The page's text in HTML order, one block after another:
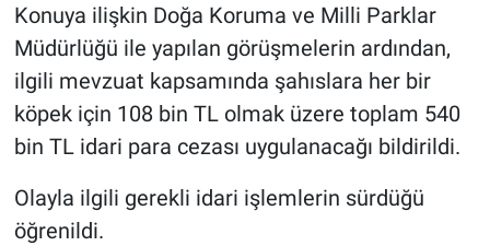
Konuya ilişkin Doğa Koruma ve Milli Parklar
Müdürlüğü ile yapılan görüşmelerin ardından,
ilgili mevzuat kapsamında şahıslara her bir
köpek için 108 bin TL olmak üzere toplam 540
bin TL idari para cezası uygulanacağı bildirildi.
Olayla ilgili gerekli idari işlemlerin sürdüğü
öğrenildi.